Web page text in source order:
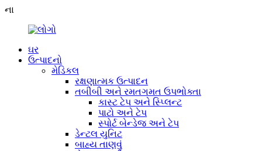
ના
ઘર
ઉત્પાદનો
મેડિકલ
રક્ષણાત્મક ઉત્પાદન
તબીબી અને રમતગમત ઉપભોક્તા
કાસ્ટ ટેપ અને સ્પ્લિન્ટ
પાટો અને ટેપ
સ્પોર્ટ બેન્ડેજ અને ટેપ
ડેન્ટલ યુનિટ
બાહ્ય તાણવું